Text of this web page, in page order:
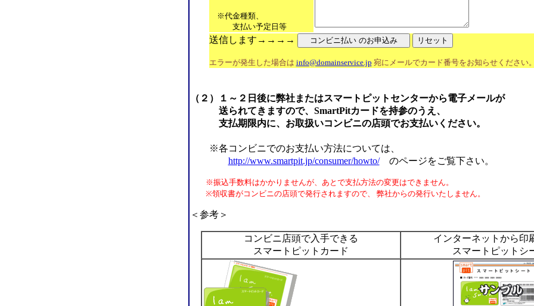
※代金種類、
支払い予定日等
送信します→→→→
エラーが発生した場合は info@domainservice.jp 宛にメールでカード番号をお知らせください
（２）１～２日後に弊社またはスマートピットセンターから電子メールが
送られてきますので、SmartPitカードを持参のうえ、
支払期限内に、お取扱いコンビニの店頭でお支払いください。
※各コンビニでのお支払い方法については、
http://www.smartpit.jp/consumer/howto/のページをご覧下さい。
※振込手数料はかかりませんが、あとで支払方法の変更はできません。
※領収書がコンビニの店頭で発行されますので、 弊社からの発行いたしません。
＜参考＞
コンビニ店頭で入手できる
スマートピットカード
インターネットから印
スマートピットシ